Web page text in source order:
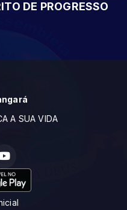
DE PROGRESSO
A SUA VIDA